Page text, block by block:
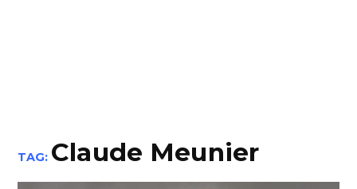
TAG: Claude Meunier